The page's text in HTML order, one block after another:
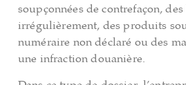
soupçonnées de contrefaçon,
irrégulièrement, des produits
numéraire non déclaré ou des
une infraction douanière.